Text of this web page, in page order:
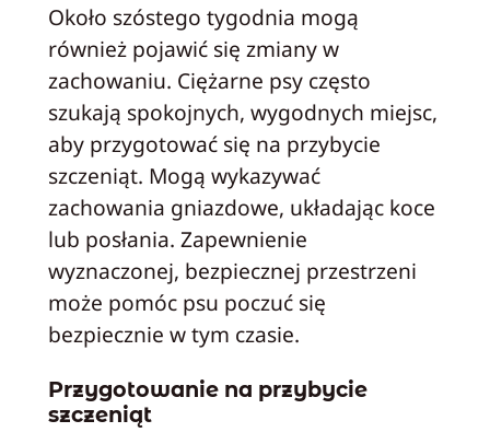
Około szóstego tygodnia mogą
również pojawić się zmiany w
zachowaniu. Ciężarne psy często
szukają spokojnych, wygodnych miejsc,
aby przygotować się na przybycie
szczeniąt. Mogą wykazywać
zachowania gniazdowe, układając koce
lub posłania. Zapewnienie
wyznaczonej, bezpiecznej przestrzeni
może pomóc psu poczuć się
bezpiecznie w tym czasie.
Przygotowanie na przybycie
szczeniąt